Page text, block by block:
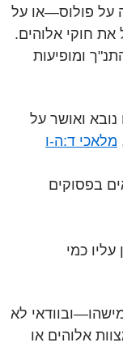
על פולוס—או על
חוקי אלוהים.
ומופיעות
ואושר על
מלאכי ד:ה-ו
בפסוקים
עליו כמי
לא
אלוהים או